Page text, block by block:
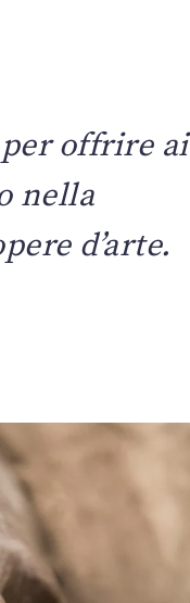
offrire ai
nella
d’arte.